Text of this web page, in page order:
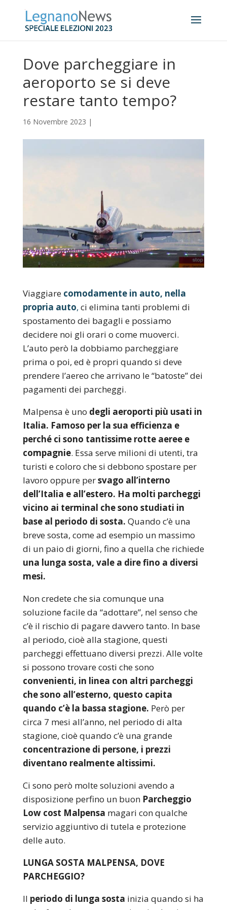
Dove parcheggiare in
aeroporto se si deve
restare tanto tempo?
16 Novembre 2023 |
Viaggiare comodamente in auto, nella
propria auto, ci elimina tanti problemi di
spostamento dei bagagli e possiamo
decidere noi gli orari o come muoverci.
L’auto però la dobbiamo parcheggiare
prima o poi, ed è propri quando si deve
prendere l’aereo che arrivano le “batoste” dei
pagamenti dei parcheggi.
Malpensa è uno degli aeroporti più usati in
Italia. Famoso per la sua efficienza e
perché ci sono tantissime rotte aeree e
compagnie. Essa serve milioni di utenti, tra
turisti e coloro che si debbono spostare per
lavoro oppure persvago all’interno
dell’Italia e all’estero. Ha molti parcheggi
vicino ai terminal che sono studiati in
base al periodo di sosta. Quando c’è una
breve sosta, come ad esempio un massimo
di un paio di giorni, fino a quella che richiede
una lunga sosta, vale a dire fino a diversi
mesi.
Non credete che sia comunque una
soluzione facile da “adottare”, nel senso che
c’è il rischio di pagare davvero tanto. In base
al periodo, cioè alla stagione, questi
parcheggi effettuano diversi prezzi. Alle volte
si possono trovare costi che sono
convenienti, in linea con altri parcheggi
che sono all’esterno, questo capita
quando c’è la bassa stagione. Però per
circa 7 mesi all’anno, nel periodo di alta
stagione, cioè quando c’è una grande
concentrazione di persone, i prezzi
diventano realmente altissimi.
Ci sono però molte soluzioni avendo a
disposizione perfino un buon Parcheggio
Low cost Malpensa magari con qualche
servizio aggiuntivo di tutela e protezione
delle auto.
LUNGA SOSTA MALPENSA, DOVE
PARCHEGGIO?
Il periodo di lunga sosta inizia quando si ha